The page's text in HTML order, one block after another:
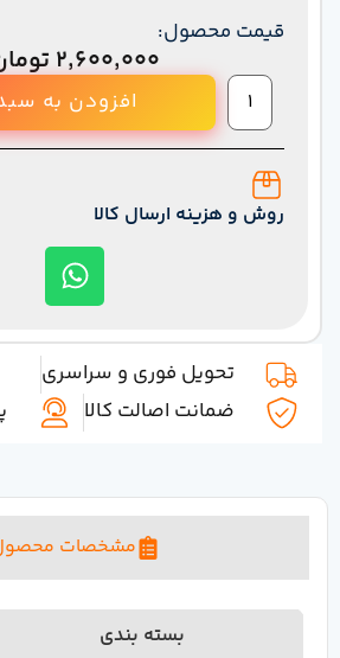
قیمت محصول:
۲,۶۰۰,۰۰۰
افزودن به
روش و هزینه ارسال کالا
تحویل فوری و سراسری
ضمانت اصالت کالا
مشخصات
بسته بندی